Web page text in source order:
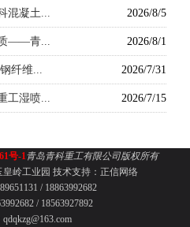
2026/8/5
混凝土...
2026/8/1
质——青...
2026/7/31
纤维...
2026/7/15
工湿喷...
号-1青岛青科重工有限公司版权所有
岭工业园 技术支持： 正信网络
/ 18863992682
/ 18563927892